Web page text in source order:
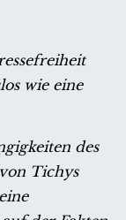
wie eine
des
Tichys